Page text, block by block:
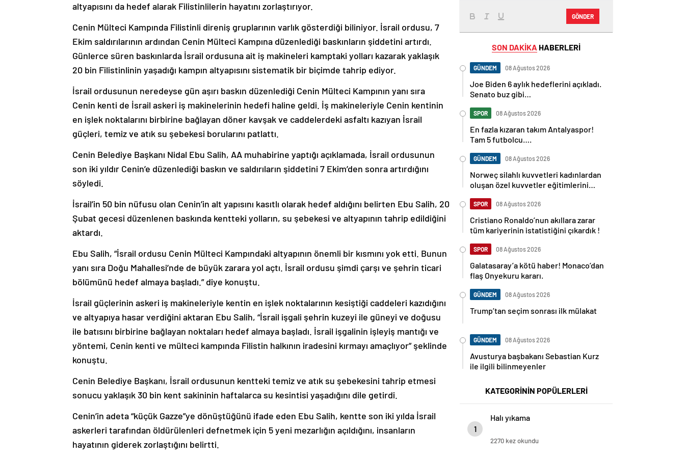
altyapısını da hedef alarak Filistinlilerin hayatını zorlaştırıyor.
Cenin Mülteci Kampında Filistinli direniş gruplarının varlık gösterdiği biliniyor. İsrail ordusu, 7
Ekim saldırılarının ardından Cenin Mülteci Kampına düzenlediği baskınların şiddetini artırdı.
Günlerce süren baskınlarda İsrail ordusuna ait iş makineleri kamptaki yolları kazarak yaklaşık
20 bin Filistinlinin yaşadığı kampın altyapısını sistematik bir biçimde tahrip ediyor.
İsrail ordusunun neredeyse gün aşırı baskın düzenlediği Cenin Mülteci Kampının yanı sıra
Cenin kenti de İsrail askeri iş makinelerinin hedefi haline geldi. İş makineleriyle Cenin kentinin
en işlek noktalarını birbirine bağlayan döner kavşak ve caddelerdeki asfaltı kazıyan İsrail
güçleri, temiz ve atık su şebekesi borularını patlattı.
Cenin Belediye Başkanı Nidal Ebu Salih, AA muhabirine yaptığı açıklamada, İsrail ordusunun
son iki yıldır Cenin’e düzenlediği baskın ve saldırıların şiddetini 7 Ekim’den sonra artırdığını
söyledi.
İsrail’in 50 bin nüfusu olan Cenin’in alt yapısını kasıtlı olarak hedef aldığını belirten Ebu Salih, 20
Şubat gecesi düzenlenen baskında kentteki yolların, su şebekesi ve altyapının tahrip edildiğini
aktardı.
Ebu Salih, “İsrail ordusu Cenin Mülteci Kampındaki altyapının önemli bir kısmını yok etti. Bunun
yanı sıra Doğu Mahallesi’nde de büyük zarara yol açtı. İsrail ordusu şimdi çarşı ve şehrin ticari
bölümünü hedef almaya başladı.” diye konuştu.
İsrail güçlerinin askeri iş makineleriyle kentin en işlek noktalarının kesiştiği caddeleri kazıdığını
ve altyapıya hasar verdiğini aktaran Ebu Salih, “İsrail işgali şehrin kuzeyi ile güneyi ve doğusu
ile batısını birbirine bağlayan noktaları hedef almaya başladı. İsrail işgalinin işleyiş mantığı ve
yöntemi, Cenin kenti ve mülteci kampında Filistin halkının iradesini kırmayı amaçlıyor” şeklinde
konuştu.
Cenin Belediye Başkanı, İsrail ordusunun kentteki temiz ve atık su şebekesini tahrip etmesi
sonucu yaklaşık 30 bin kent sakininin haftalarca su kesintisi yaşadığını dile getirdi.
Cenin’in adeta “küçük Gazze”ye dönüştüğünü ifade eden Ebu Salih, kentte son iki yılda İsrail
askerleri tarafından öldürülenleri defnetmek için 5 yeni mezarlığın açıldığını, insanların
hayatının giderek zorlaştığını belirtti.
GÖNDER
SON DAKİKA HABERLERİ
GÜNDEM 08 Ağustos 2026
Joe Biden 6 aylık hedeflerini açıkladı.
Senato buz gibi…
SPOR 08 Ağustos 2026
En fazla kızaran takım Antalyaspor!
Tam 5 futbolcu….
GÜNDEM 08 Ağustos 2026
Norweç silahlı kuvvetleri kadınlardan
oluşan özel kuvvetler eğitimlerini
SPOR 08 Ağustos 2026
Cristiano Ronaldo’nun akıllara zarar
tüm kariyerinin istatistiğini çıkardık !
SPOR 08 Ağustos 2026
Galatasaray’a kötü haber! Monaco’dan
flaş Onyekuru kararı.
GÜNDEM 08 Ağustos 2026
Trump’tan seçim sonrası ilk mülakat
GÜNDEM 08 Ağustos 2026
Avusturya başbakanı Sebastian Kurz
ile ilgili bilinmeyenler
KATEGORİNİN POPÜLERLERİ
1
Halı yıkama
2270 kez okundu